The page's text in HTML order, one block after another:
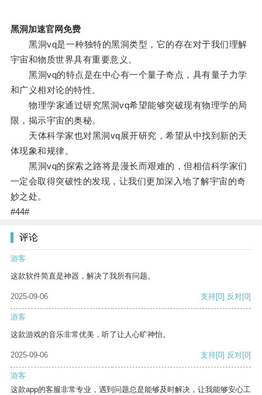
黑洞加速官网免费
黑洞vq是一种独特的黑洞类型，它的存在对于我们理解
宇宙和物质世界具有重要意义。
黑洞vq的特点是在中心有一个量子奇点，具有量子力学
和广义相对论的特性。
物理学家通过研究黑洞vq希望能够突破现有物理学的局
限，揭示宇宙的奥秘。
天体科学家也对黑洞vq展开研究，希望从中找到新的天
体现象和规律。
黑洞vq的探索之路将是漫长而艰难的，但相信科学家们
一定会取得突破性的发现，让我们更加深入地了解宇宙的奇
妙之处。
#44#
评论
游客
这款软件简直是神器，解决了我所有问题。
2025-09-06 支持[0] 反对[0]
游客
这款游戏的音乐非常优美，听了让人心旷神怡。
2025-09-06 支持[0] 反对[0]
游客
这款app的客服非常专业，遇到问题总是能够及时解决，让我能够安心工